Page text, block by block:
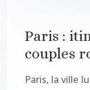
Paris :
couples
Paris, la ville